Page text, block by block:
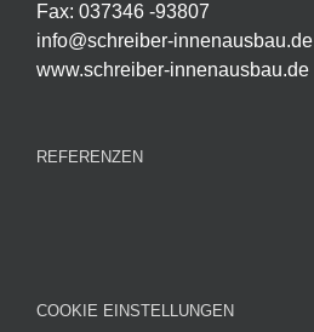
Fax: 037346 -93807
info@schreiber-innenausbau.de
www.schreiber-innenausbau.de
REFERENZEN
COOKIE EINSTELLUNGEN